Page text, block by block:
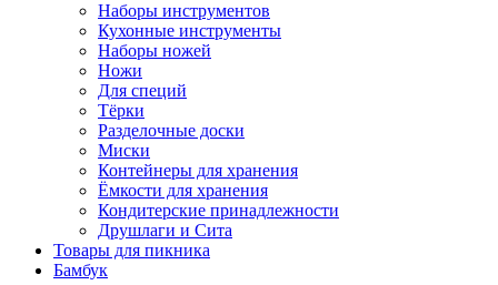
Наборы инструментов
Кухонные инструменты
Наборы ножей
Ножи
Для специй
Тёрки
Разделочные доски
Миски
Контейнеры для хранения
Ёмкости для хранения
Кондитерские принадлежности
Друшлаги и Сита
Товары для пикника
Бамбук